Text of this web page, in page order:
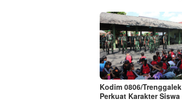
Kodim 0806/Trenggalek
Perkuat Karakter Siswa